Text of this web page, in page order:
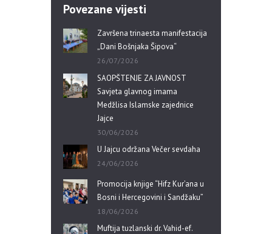
Povezane vijesti
Završena trinaesta manifestacija
„Dani Bošnjaka Šipova“
26/07/2026
SAOPŠTENJE ZA JAVNOST
Savjeta glavnog imama
Medžlisa Islamske zajednice
Jajce
30/06/2026
U Jajcu održana Večer sevdaha
24/06/2026
Promocija knjige “Hifz Kur’ana u
Bosni i Hercegovini i Sandžaku”
18/06/2026
Muftija tuzlanski dr. Vahid-ef.